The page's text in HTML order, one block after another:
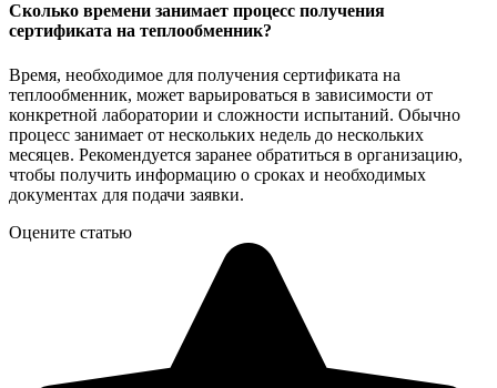
Сколько времени занимает процесс получения
сертификата на теплообменник?
Время, необходимое для получения сертификата на
теплообменник, может варьироваться в зависимости от
конкретной лаборатории и сложности испытаний. Обычно
процесс занимает от нескольких недель до нескольких
месяцев. Рекомендуется заранее обратиться в организацию,
чтобы получить информацию о сроках и необходимых
документах для подачи заявки.
Оцените статью